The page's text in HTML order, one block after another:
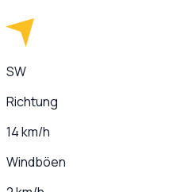
SW
Richtung
14 km/h
Windböen